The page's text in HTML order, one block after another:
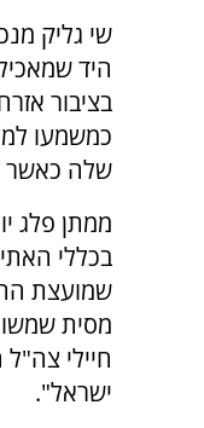
שי גליק
היד
בציבור
כמשמעו
שלה כאשר
ממתן פלג
בכללי
שמועצת
מסית
חיילי
ישראל".